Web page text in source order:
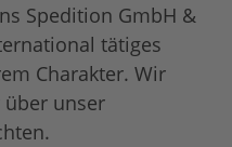
Spedition GmbH &
tätiges
Charakter. Wir
über unser